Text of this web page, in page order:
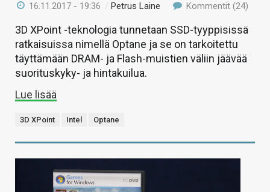
16.11.2017 - 19:36 /Petrus Laine Kommentit (24)
3D XPoint -teknologia tunnetaan SSD-tyyppisissä
ratkaisuissa nimellä Optane ja se on tarkoitettu
täyttämään DRAM- ja Flash-muistien väliin jäävää
suorituskyky- ja hintakuilua.
Lue lisää
3D XPoint Intel Optane